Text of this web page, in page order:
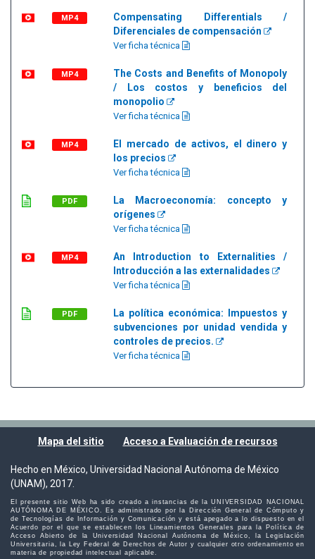
MP4
Compensating Differentials /
Diferenciales de compensación
Ver ficha técnica
MP4
The Costs and Benefits of Monopoly
/ Los costos y beneficios del
monopolio
Ver ficha técnica
MP4
El mercado de activos, el dinero y
los precios
Ver ficha técnica
PDF
La Macroeconomía: concepto y
orígenes
Ver ficha técnica
MP4
An Introduction to Externalities /
Introducción a las externalidades
Ver ficha técnica
PDF
La política económica: Impuestos y
subvenciones por unidad vendida y
controles de precios.
Ver ficha técnica
Mapa del sitio Acceso a Evaluación de recursos
Hecho en México, Universidad Nacional Autónoma de México
(UNAM), 2017.
El presente sitio Web ha sido creado a instancias de la UNIVERSIDAD NACIONAL
AUTÓNOMA DE MÉXICO. Es administrado por la Dirección General de Cómputo y
de Tecnologías de Información y Comunicación y está apegado a lo dispuesto en el
Acuerdo por el que se establecen los Lineamientos Generales para la Política de
Acceso Abierto de la Universidad Nacional Autónoma de México, la Legislación
Universitaria, la Ley Federal de Derechos de Autor y cualquier otro ordenamiento en
materia de propiedad intelectual aplicable.